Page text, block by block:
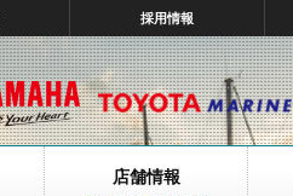
採用情報
店舗情報